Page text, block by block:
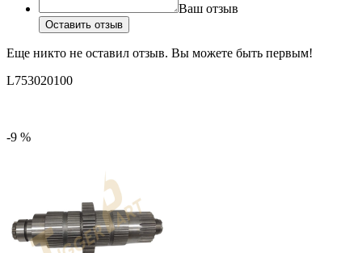
Ваш отзыв
Оставить отзыв
Еще никто не оставил отзыв. Вы можете быть первым!
L753020100
-9 %